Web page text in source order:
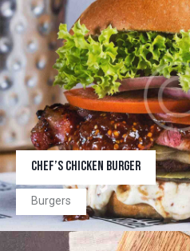
CHEF’S CHICKEN BURGER
Burgers